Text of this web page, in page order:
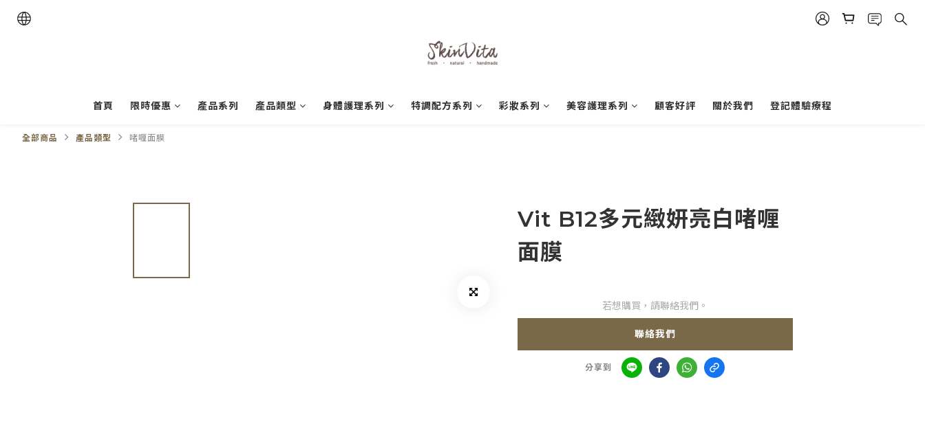
首頁 限時優惠 產品系列 產品類型 身體護理系列 特調配方系列 彩妝系列 美容護理系列 顧客好評 關於我們 登記體驗療程
全部商品 產品類型 啫喱面膜
Vit B12多元緻妍亮白啫喱
面膜
若想購買，請聯絡我們。
聯絡我們
分享到